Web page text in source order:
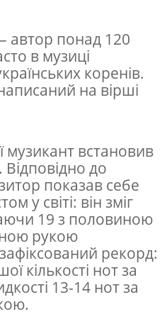
понад 120
в музиці
коренів.
на вірші
музикант встановив
Відповідно до
показав себе
у світі: він зміг
19 з половиною
рукою
рекорд:
кількості нот за
13-14 нот за